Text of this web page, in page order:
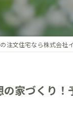
険（JIO）
宅設備）
注文住宅なら株式会社
家づくり